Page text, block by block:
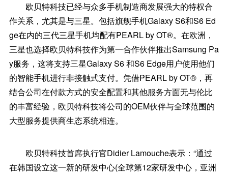
欧贝特科技已经与众多手机制造商发展强大的特权合
作关系，尤其是与三星。包括旗舰手机Galaxy S6和S6 Ed
ge在内的三代三星手机均配有PEARL by OT®。在欧洲，
三星也选择欧贝特科技作为第一合作伙伴推出Samsung Pa
y服务，这将支持三星Galaxy S6 和S6 Edge用户使用他们
的智能手机进行非接触式支付。凭借PEARL by OT®，再
结合公司在付款方式的安全配置和其他服务方面无与伦比
的丰富经验，欧贝特科技将公司的OEM伙伴与全球范围的
大型服务提供商生态系统相连。
欧贝特科技首席执行官Didier Lamouche表示：“通过
在韩国设立这一新的研发中心(全球第12家研发中心，亚洲